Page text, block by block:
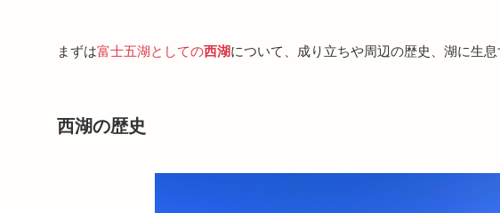
まずは富士五湖としての西湖について、成り立ちや周辺の歴史、湖に生
西湖の歴史